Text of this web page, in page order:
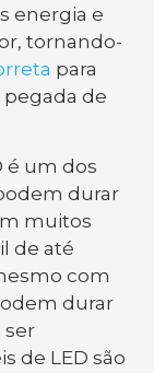
energia e
tornando-
para
de
é um dos
durar
muitos
de até
com
durar
ser
de LED são